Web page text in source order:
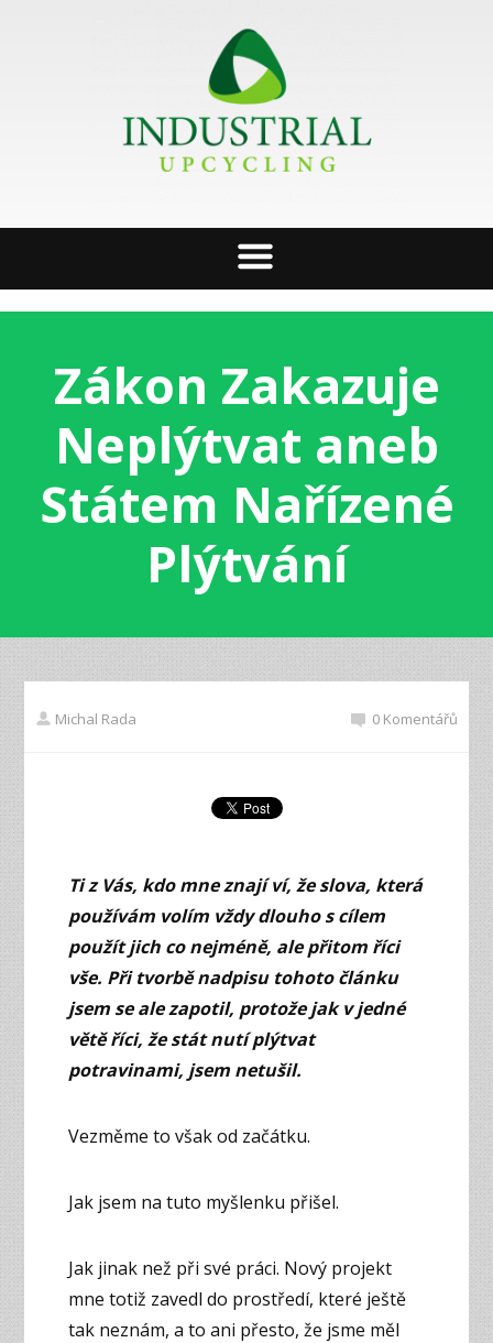
Zákon Zakazuje
Neplýtvat aneb
Státem Nařízené
Plýtvání
Michal Rada 0 Komentářů
Ti z Vás, kdo mne znají ví, že slova, která
používám volím vždy dlouho s cílem
použít jich co nejméně, ale přitom říci
vše. Při tvorbě nadpisu tohoto článku
jsem se ale zapotil, protože jak v jedné
větě říci, že stát nutí plýtvat
potravinami, jsem netušil.
Vezměme to však od začátku.
Jak jsem na tuto myšlenku přišel.
Jak jinak než při své práci. Nový projekt
mne totiž zavedl do prostředí, které ještě
tak neznám, a to ani přesto, že jsme měl